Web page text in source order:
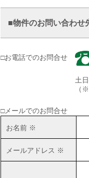
■物件のお問い合わせ
□お電話でのお問合せ
土
（
□メールでのお問合せ
お名前 ※
メールアドレス ※